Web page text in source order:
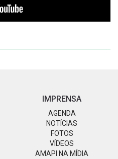
IMPRENSA
AGENDA
NOTÍCIAS
FOTOS
VÍDEOS
AMAPI NA MÍDIA